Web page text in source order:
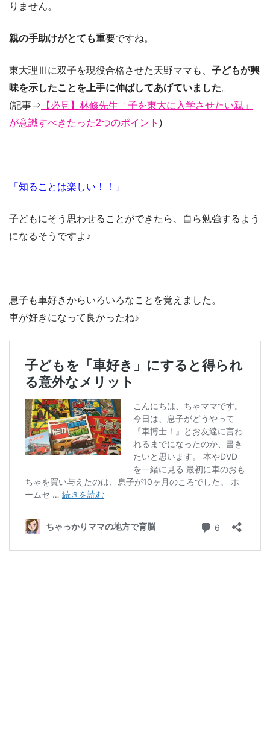
りません。
親の手助けがとても重要ですね。
東大理Ⅲに双子を現役合格させた天野ママも、 子どもが興
味を示したことを上手に伸ばしてあげていました。
(記事⇒ 【必見】林修先生「子を東大に入学させたい親」
が意識すべきたった2つのポイント )
「知ることは楽しい！！」
子どもにそう思わせることができたら、自ら勉強するよう
になるそうですよ♪
息子も車好きからいろいろなことを覚えました。
車が好きになって良かったね♪